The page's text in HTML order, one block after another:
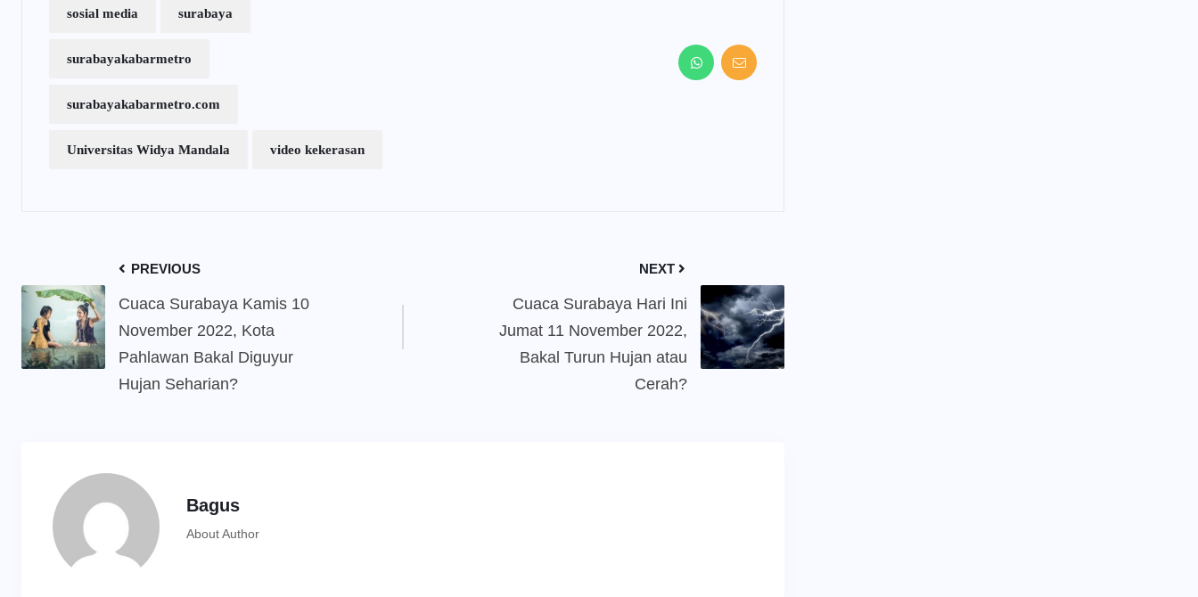
sosial media surabaya
surabayakabarmetro
surabayakabarmetro.com
Universitas Widya Mandala video kekerasan
PREVIOUS
Cuaca Surabaya Kamis 10
November 2022, Kota
Pahlawan Bakal Diguyur
Hujan Seharian?
NEXT
Cuaca Surabaya Hari Ini
Jumat 11 November 2022,
Bakal Turun Hujan atau
Cerah?
Bagus
About Author